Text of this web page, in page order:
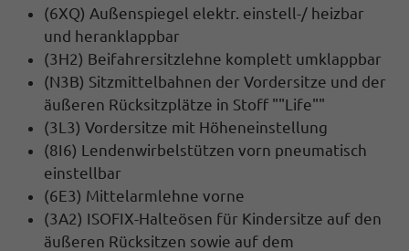
(6XQ) Außenspiegel elektr. einstell-/ heizbar
und heranklappbar
(3H2) Beifahrersitzlehne komplett umklappbar
(N3B) Sitzmittelbahnen der Vordersitze und der
äußeren Rücksitzplätze in Stoff ""Life""
(3L3) Vordersitze mit Höheneinstellung
(8I6) Lendenwirbelstützen vorn pneumatisch
einstellbar
(6E3) Mittelarmlehne vorne
(3A2) ISOFIX-Halteösen für Kindersitze auf den
äußeren Rücksitzen sowie auf dem